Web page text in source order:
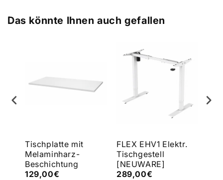
Das könnte Ihnen auch gefallen
Tischplatte mit
Melaminharz-
Beschichtung
129,00€
FLEX EHV1 Elektr.
Tischgestell
[NEUWARE]
289,00€